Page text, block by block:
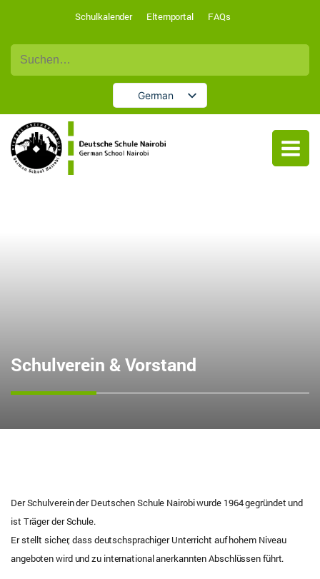
Schulkalender Elternportal FAQs
Suche
nach:
German
Schulverein & Vorstand
Der Schulverein der Deutschen Schule Nairobi wurde 1964 gegründet und
ist Träger der Schule.
Er stellt sicher, dass deutschsprachiger Unterricht auf hohem Niveau
angeboten wird und zu international anerkannten Abschlüssen führt.